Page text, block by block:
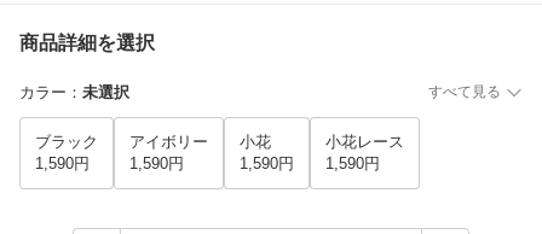
商品詳細を選択
カラー ： 未選択 すべて見る
ブラック
1,590円
アイボリー
1,590円
小花
1,590円
小花レース
1,590円